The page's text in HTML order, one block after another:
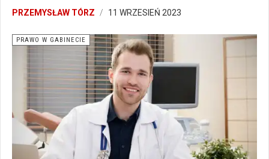
PRZEMYSŁAW TÓRZ 11 WRZESIEŃ 2023
PRAWO W GABINECIE